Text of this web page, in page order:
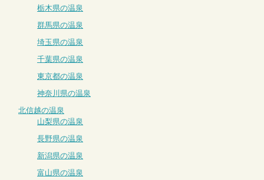
栃木県の温泉
群馬県の温泉
埼玉県の温泉
千葉県の温泉
東京都の温泉
神奈川県の温泉
北信越の温泉
山梨県の温泉
長野県の温泉
新潟県の温泉
富山県の温泉